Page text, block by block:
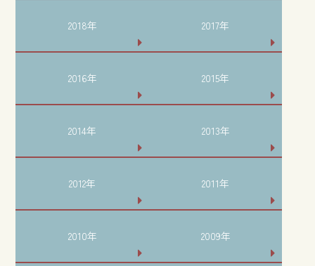
2018年 2017年
2016年 2015年
2014年 2013年
2012年 2011年
2010年 2009年